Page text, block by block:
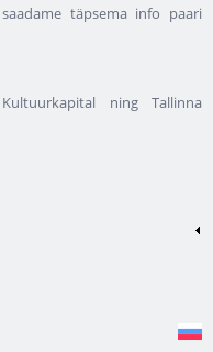
täpsema info paari
ning Tallinna